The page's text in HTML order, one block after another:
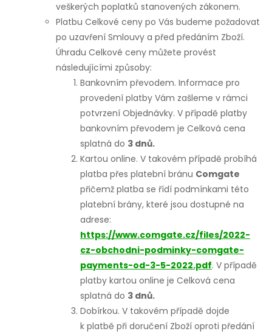
veškerých poplatků stanovených zákonem.
Platbu Celkové ceny po Vás budeme požadovat
po uzavření Smlouvy a před předáním Zboží.
Úhradu Celkové ceny můžete provést
následujícími způsoby:
Bankovním převodem. Informace pro
provedení platby Vám zašleme v rámci
potvrzení Objednávky. V případě platby
bankovním převodem je Celková cena
splatná do 3 dnů.
Kartou online. V takovém případě probíhá
platba přes platební bránu Comgate
přičemž platba se řídí podmínkami této
platební brány, které jsou dostupné na
adrese:
https://www.comgate.cz/files/2022-
cz-obchodni-podminky-comgate-
payments-od-3-5-2022.pdf. V případě
platby kartou online je Celková cena
splatná do 3 dnů.
Dobírkou. V takovém případě dojde
k platbě při doručení Zboží oproti předání